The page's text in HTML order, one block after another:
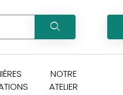
NOTRE
ATELIER